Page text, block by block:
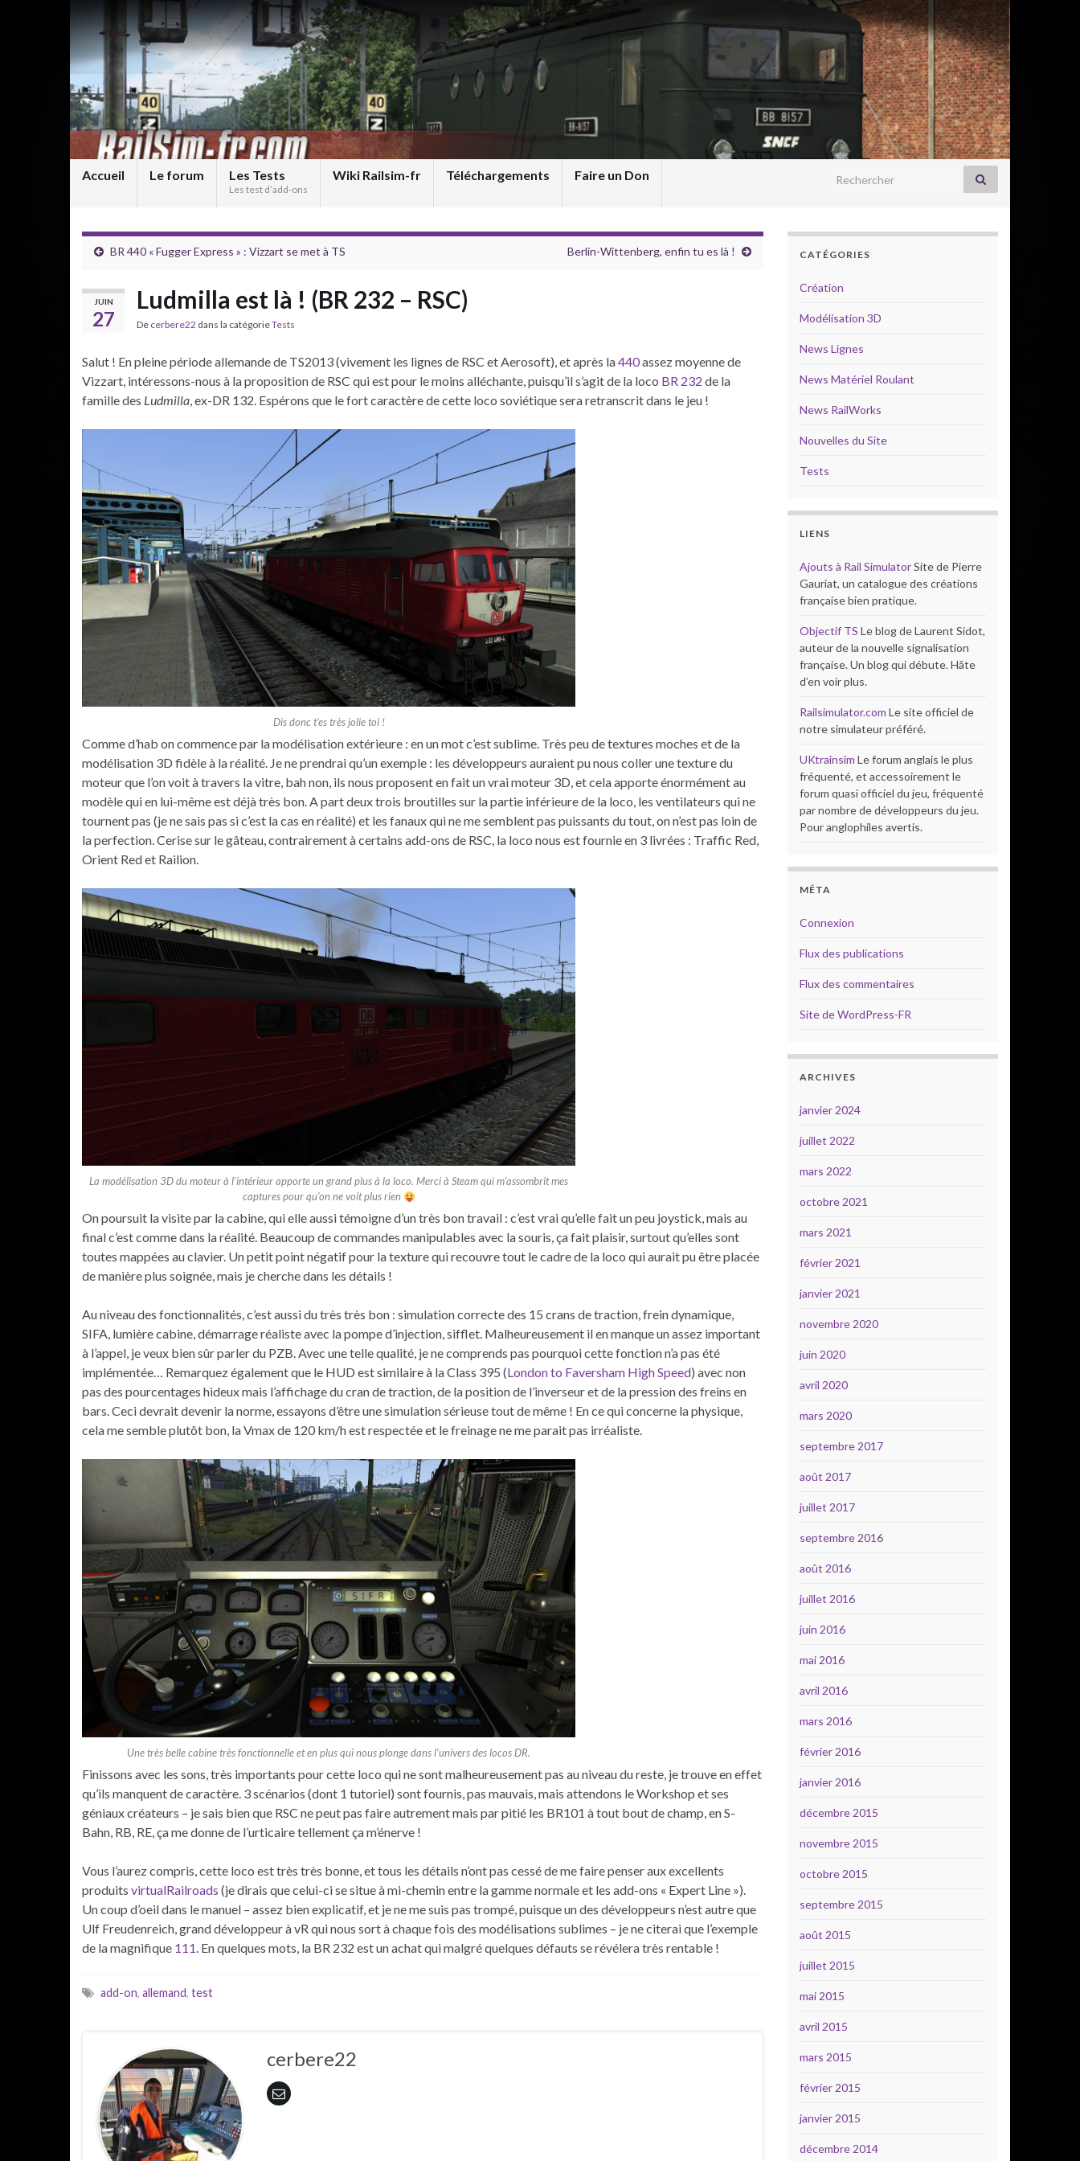
Accueil Le forum Les Tests
Les test d’add-ons
Wiki Railsim-fr Téléchargements Faire un Don Search for:
BR 440 « Fugger Express » : Vizzart se met à TS Berlin-Wittenberg, enfin tu es là !
JUIN
27
Ludmilla est là ! (BR 232 – RSC)
De cerbere22 dans la catégorieTests
Salut ! En pleine période allemande de TS2013 (vivement les lignes de RSC et Aerosoft), et après la440assez moyenne de
Vizzart, intéressons-nous à la proposition de RSC qui est pour le moins alléchante, puisqu’il s’agit de la loco BR 232 de la
famille des Ludmilla, ex-DR 132. Espérons que le fort caractère de cette loco soviétique sera retranscrit dans le jeu !
Dis donc t’es très jolie toi !
Comme d’hab on commence par la modélisation extérieure : en un mot c’est sublime. Très peu de textures moches et de la
modélisation 3D fidèle à la réalité. Je ne prendrai qu’un exemple : les développeurs auraient pu nous coller une texture du
moteur que l’on voit à travers la vitre, bah non, ils nous proposent en fait un vrai moteur 3D, et cela apporte énormément au
modèle qui en lui-même est déjà très bon. A part deux trois broutilles sur la partie inférieure de la loco, les ventilateurs qui ne
tournent pas (je ne sais pas si c’est la cas en réalité) et les fanaux qui ne me semblent pas puissants du tout, on n’est pas loin de
la perfection. Cerise sur le gâteau, contrairement à certains add-ons de RSC, la loco nous est fournie en 3 livrées : Traffic Red,
Orient Red et Railion.
La modélisation 3D du moteur à l’intérieur apporte un grand plus à la loco. Merci à Steam qui m’assombrit mes
captures pour qu’on ne voit plus rien
On poursuit la visite par la cabine, qui elle aussi témoigne d’un très bon travail : c’est vrai qu’elle fait un peu joystick, mais au
final c’est comme dans la réalité. Beaucoup de commandes manipulables avec la souris, ça fait plaisir, surtout qu’elles sont
toutes mappées au clavier. Un petit point négatif pour la texture qui recouvre tout le cadre de la loco qui aurait pu être placée
de manière plus soignée, mais je cherche dans les détails !
Au niveau des fonctionnalités, c’est aussi du très très bon : simulation correcte des 15 crans de traction, frein dynamique,
SIFA, lumière cabine, démarrage réaliste avec la pompe d’injection, sifflet. Malheureusement il en manque un assez important
à l’appel, je veux bien sûr parler du PZB. Avec une telle qualité, je ne comprends pas pourquoi cette fonction n’a pas été
implémentée… Remarquez également que le HUD est similaire à la Class 395 (London to Faversham High Speed) avec non
pas des pourcentages hideux mais l’affichage du cran de traction, de la position de l’inverseur et de la pression des freins en
bars. Ceci devrait devenir la norme, essayons d’être une simulation sérieuse tout de même ! En ce qui concerne la physique,
cela me semble plutôt bon, la Vmax de 120 km/h est respectée et le freinage ne me parait pas irréaliste.
Une très belle cabine très fonctionnelle et en plus qui nous plonge dans l’univers des locos DR.
Finissons avec les sons, très importants pour cette loco qui ne sont malheureusement pas au niveau du reste, je trouve en effet
qu’ils manquent de caractère. 3 scénarios (dont 1 tutoriel) sont fournis, pas mauvais, mais attendons le Workshop et ses
géniaux créateurs – je sais bien que RSC ne peut pas faire autrement mais par pitié les BR101 à tout bout de champ, en S-
Bahn, RB, RE, ça me donne de l’urticaire tellement ça m’énerve !
Vous l’aurez compris, cette loco est très très bonne, et tous les détails n’ont pas cessé de me faire penser aux excellents
produits virtualRailroads (je dirais que celui-ci se situe à mi-chemin entre la gamme normale et les add-ons « Expert Line »).
Un coup d’oeil dans le manuel – assez bien explicatif, et je ne me suis pas trompé, puisque un des développeurs n’est autre que
Ulf Freudenreich, grand développeur à vR qui nous sort à chaque fois des modélisations sublimes – je ne citerai que l’exemple
de la magnifique 111 . En quelques mots, la BR 232 est un achat qui malgré quelques défauts se révélera très rentable !
add-on, allemand, test
cerbere22
CATÉGORIES
Création
Modélisation 3D
News Lignes
News Matériel Roulant
News RailWorks
Nouvelles du Site
Tests
LIENS
Ajouts à Rail SimulatorSite de Pierre
Gauriat, un catalogue des créations
française bien pratique.
Objectif TS Le blog de Laurent Sidot,
auteur de la nouvelle signalisation
française. Un blog qui débute. Hâte
d’en voir plus.
Railsimulator.com Le site officiel de
notre simulateur préféré.
UKtrainsim Le forum anglais le plus
fréquenté, et accessoirement le
forum quasi officiel du jeu, fréquenté
par nombre de développeurs du jeu.
Pour anglophiles avertis.
MÉTA
Connexion
Flux des publications
Flux des commentaires
Site de WordPress-FR
ARCHIVES
janvier 2024
juillet 2022
mars 2022
octobre 2021
mars 2021
février 2021
janvier 2021
novembre 2020
juin 2020
avril 2020
mars 2020
septembre 2017
août 2017
juillet 2017
septembre 2016
août 2016
juillet 2016
juin 2016
mai 2016
avril 2016
mars 2016
février 2016
janvier 2016
décembre 2015
novembre 2015
octobre 2015
septembre 2015
août 2015
juillet 2015
mai 2015
avril 2015
mars 2015
février 2015
janvier 2015
décembre 2014